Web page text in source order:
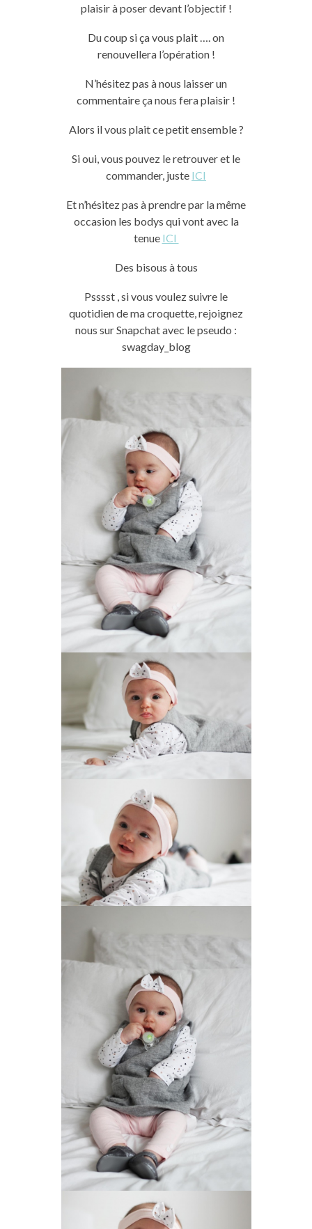
plaisir à poser devant l’objectif !
Du coup si ça vous plait …. on
renouvellera l’opération !
N’hésitez pas à nous laisser un
commentaire ça nous fera plaisir !
Alors il vous plait ce petit ensemble ?
Si oui, vous pouvez le retrouver et le
commander, juste ICI
Et n’hésitez pas à prendre par la même
occasion les bodys qui vont avec la
tenue ICI
Des bisous à tous
Psssst , si vous voulez suivre le
quotidien de ma croquette, rejoignez
nous sur Snapchat avec le pseudo :
swagday_blog